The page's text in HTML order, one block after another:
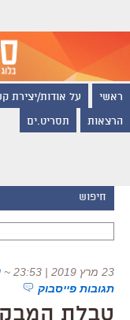
ראשי על אודות/יצירת
הרצאות תסריט.ים
חיפוש
23 מרץ 2019 | 23:53 ~
תגובות פייסבוק
טבלת